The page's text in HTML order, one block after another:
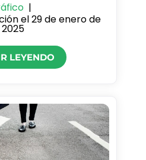
|
el 29 de enero de
2025
LEYENDO